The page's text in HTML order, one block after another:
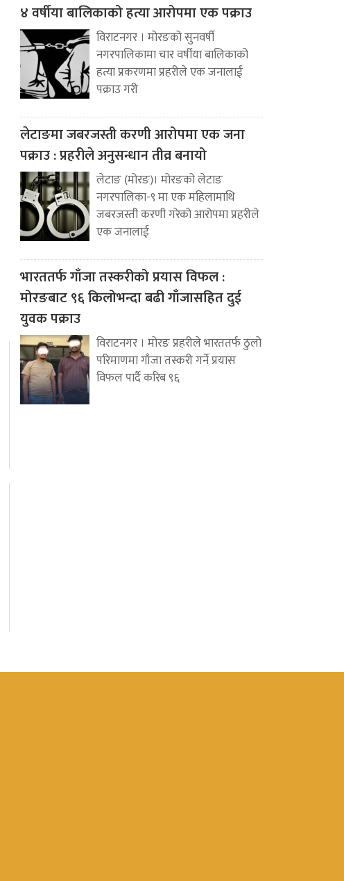
४ वर्षीया बालिकाको हत्या आरोपमा एक पक्राउ
विराटनगर । मोरङको सुनवर्षी
नगरपालिकामा चार वर्षीया बालिकाको
हत्या प्रकरणमा प्रहरीले एक जनालाई
पक्राउ गरी
लेटाङमा जबरजस्ती करणी आरोपमा एक जना
पक्राउ : प्रहरीले अनुसन्धान तीव्र बनायो
लेटाङ (मोरङ)। मोरङको लेटाङ
नगरपालिका-९ मा एक महिलामाथि
जबरजस्ती करणी गरेको आरोपमा प्रहरीले
एक जनालाई
भारततर्फ गाँजा तस्करीको प्रयास विफल :
मोरङबाट ९६ किलोभन्दा बढी गाँजासहित दुई
युवक पक्राउ
विराटनगर । मोरङ प्रहरीले भारततर्फ ठुलो
परिमाणमा गाँजा तस्करी गर्ने प्रयास
विफल पार्दै करिब ९६